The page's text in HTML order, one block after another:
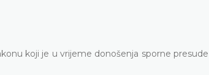
koji je u vrijeme donošenja sporne presude